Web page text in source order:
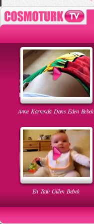
Anne Karnında Dans Eden Bebek
En Tatlı Gülen Bebek